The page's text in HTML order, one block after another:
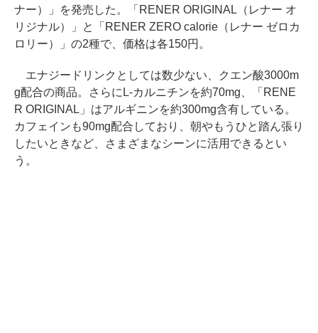
ナー）」を発売した。「RENER ORIGINAL（レナー オ
リジナル）」と「RENER ZERO calorie（レナー ゼロカ
ロリー）」の2種で、価格は各150円。
エナジードリンクとしては数少ない、クエン酸3000m
g配合の商品。さらにL-カルニチンを約70mg、「RENE
R ORIGINAL」はアルギニンを約300mg含有している。
カフェインも90mg配合しており、朝やもうひと踏ん張り
したいときなど、さまざまなシーンに活用できるとい
う。